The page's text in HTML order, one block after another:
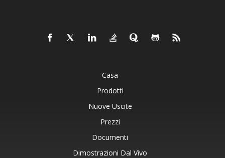
Casa
Prodotti
Nuove Uscite
Prezzi
Documenti
Dimostrazioni Dal Vivo